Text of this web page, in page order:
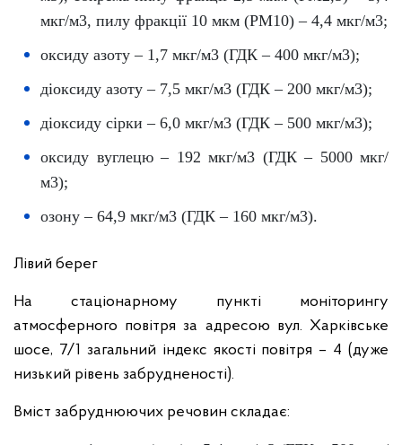
мкг/м3, пилу фракції 10 мкм (PM10) – 4,4 мкг/м3;
оксиду азоту – 1,7 мкг/м3 (ГДК – 400 мкг/м3);
діоксиду азоту – 7,5 мкг/м3 (ГДК – 200 мкг/м3);
діоксиду сірки – 6,0 мкг/м3 (ГДК – 500 мкг/м3);
оксиду вуглецю – 192 мкг/м3 (ГДК – 5000 мкг/
м3);
озону – 64,9 мкг/м3 (ГДК – 160 мкг/м3).
Лівий берег
На стаціонарному пункті моніторингу
атмосферного повітря за адресою вул. Харківське
шосе, 7/1 загальний індекс якості повітря – 4 (дуже
низький рівень забрудненості).
Вміст забруднюючих речовин складає: